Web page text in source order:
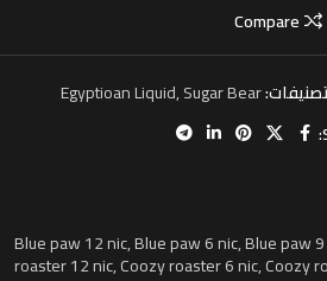
Compare
Egyptioan Liquid,Sugar Bear
Blue paw 12 nic,Blue paw 6 nic,Blue paw
roaster 12 nic,Coozy roaster 6 nic,Coozy